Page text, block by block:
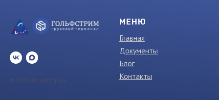
© 2025 Гольфстрим
МЕНЮ
Главная
Документы
Блог
Контакты